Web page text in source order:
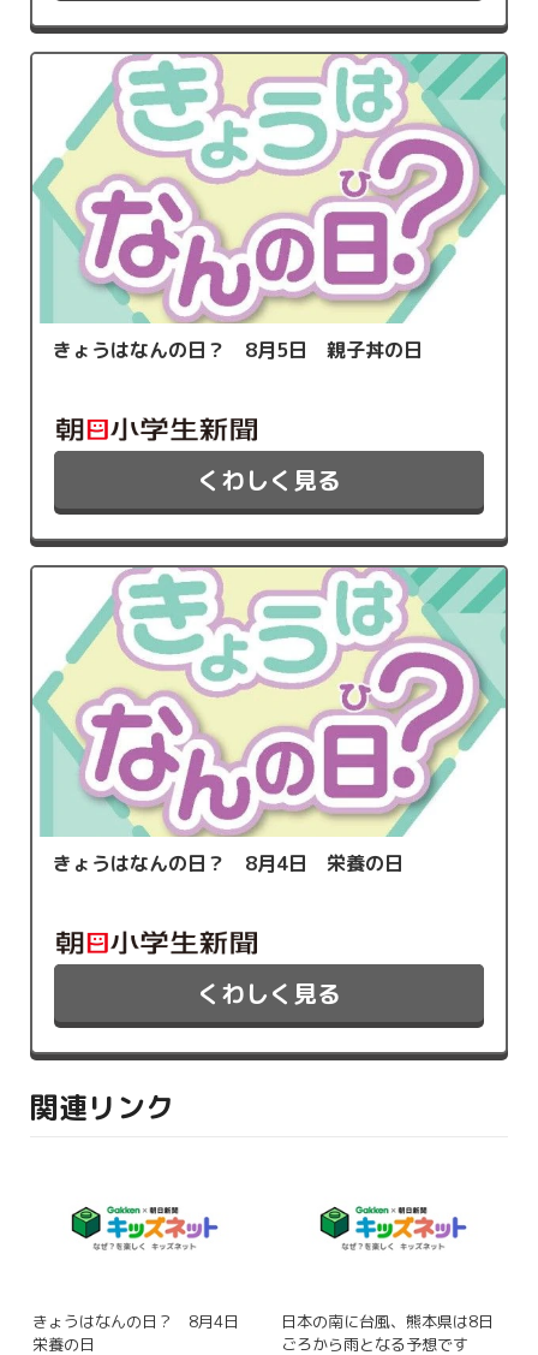
きょうはなんの日？ 8月5日 親子丼の日
くわしく見る
きょうはなんの日？ 8月4日 栄養の日
くわしく見る
関連リンク
きょうはなんの日？ 8月4日
栄養の日
日本の南に台風、熊本県は8日
ごろから雨となる予想です